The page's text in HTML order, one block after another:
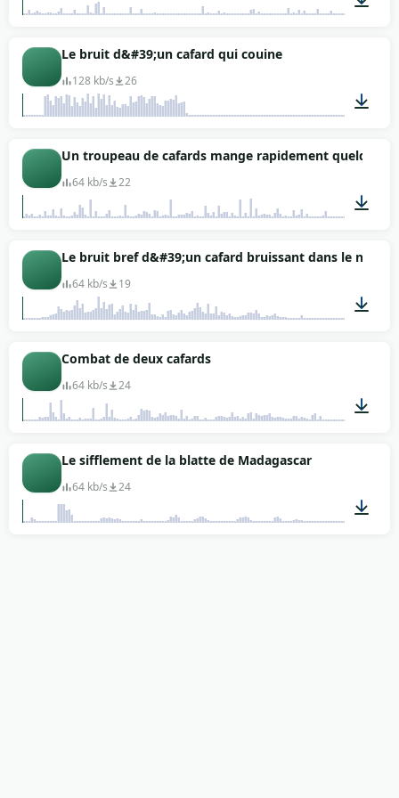
Le bruit d&#39;un cafard qui couine
128 kb/s 26
00:03
Un troupeau de cafards mange rapidement quelque
64 kb/s 22
00:05
Le bruit bref d&#39;un cafard bruissant dans le noir
64 kb/s 19
Combat de deux cafards
64 kb/s 24
Le sifflement de la blatte de Madagascar
64 kb/s 24